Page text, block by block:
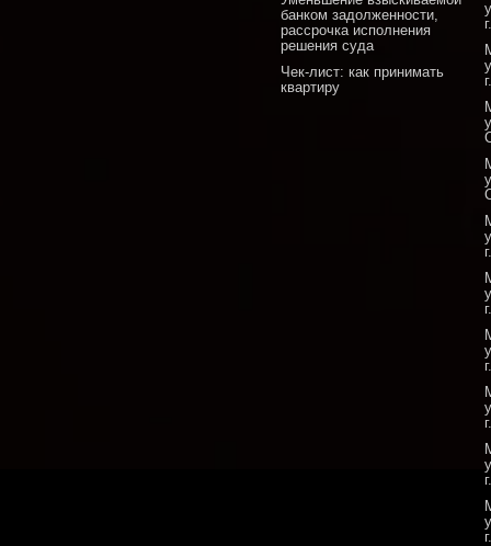
банком задолженности,
рассрочка исполнения
решения суда
Чек-лист: как принимать
квартиру